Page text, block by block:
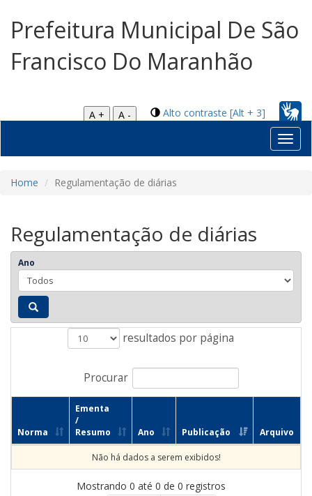
Prefeitura Municipal De São
Francisco Do Maranhão
Alto contraste [Alt + 3]
A +
A -
Home Regulamentação de diárias
Regulamentação de diárias
Ano
resultados por página
Procurar
Norma
Ementa
/
Resumo
Ano Publicação Arquivo
Não há dados a serem exibidos!
Mostrando 0 até 0 de 0 registros